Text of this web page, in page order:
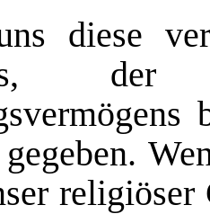
diese